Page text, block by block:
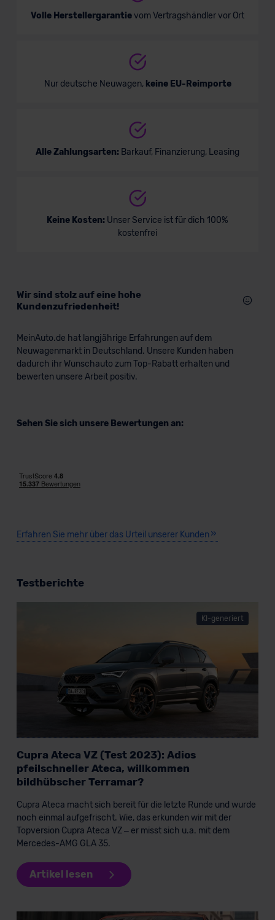
Volle Herstellergarantievom Vertragshändler vor Ort
Nur deutsche Neuwagen, keine EU-Reimporte
Alle Zahlungsarten: Barkauf, Finanzierung, Leasing
Keine Kosten: Unser Service ist für dich 100%
kostenfrei
Wir sind stolz auf eine hohe
Kundenzufriedenheit!
MeinAuto.de hat langjährige Erfahrungen auf dem
Neuwagenmarkt in Deutschland. Unsere Kunden haben
dadurch ihr Wunschauto zum Top-Rabatt erhalten und
bewerten unsere Arbeit positiv.
Sehen Sie sich unsere Bewertungen an:
Erfahren Sie mehr über das Urteil unserer Kunden
Testberichte
KI-generiert
Cupra Ateca VZ (Test 2023): Adios
pfeilschneller Ateca, willkommen
bildhübscher Terramar?
Cupra Ateca macht sich bereit für die letzte Runde und wurde
noch einmal aufgefrischt. Wie, das erkunden wir mit der
Topversion Cupra Ateca VZ – er misst sich u.a. mit dem
Mercedes-AMG GLA 35.
Artikel lesen